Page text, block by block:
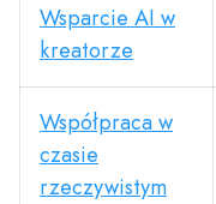
Wsparcie AI w
kreatorze
Współpraca w
czasie
rzeczywistym